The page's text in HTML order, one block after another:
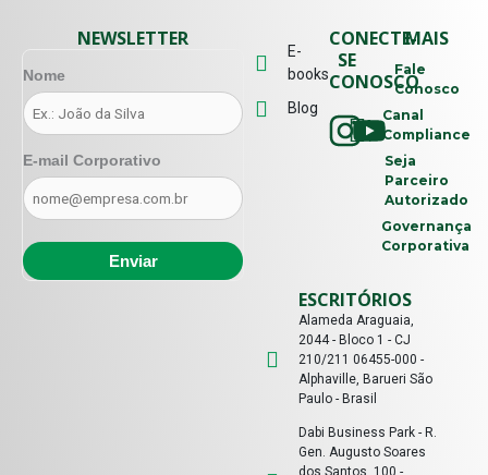
E-
books
Blog
CONECTE-
SE
CONOSCO
MAIS
Fale
Conosco
Canal
Compliance
Seja
Parceiro
Autorizado
Governança
Corporativa
ESCRITÓRIOS
Alameda Araguaia,
2044 - Bloco 1 - CJ
210/211 06455-000 -
Alphaville, Barueri São
Paulo - Brasil
Dabi Business Park - R.
Gen. Augusto Soares
NEWSLETTER
Nome
E-mail Corporativo